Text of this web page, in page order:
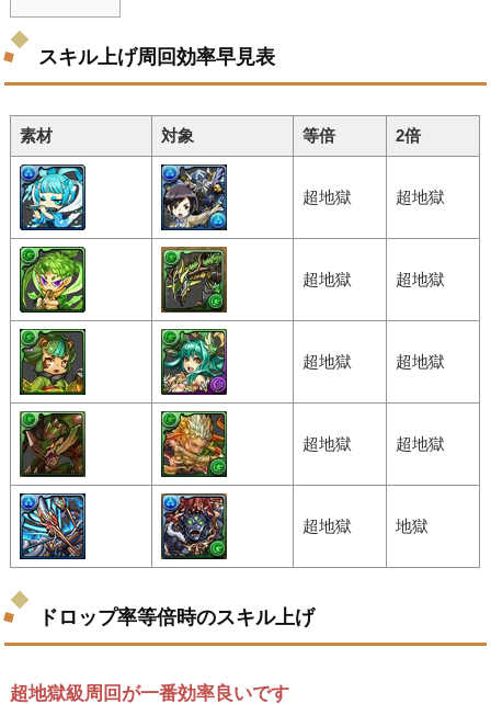
スキル上げ周回効率早見表
素材 対象 等倍 2倍
超地獄 超地獄
超地獄 超地獄
超地獄 超地獄
超地獄 超地獄
超地獄 地獄
ドロップ率等倍時のスキル上げ
超地獄級周回が一番効率良いです